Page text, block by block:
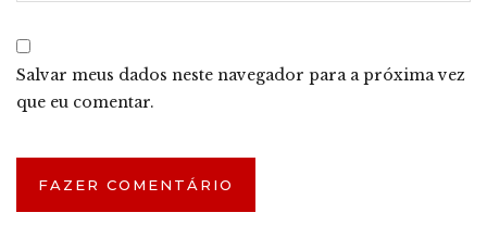
Salvar meus dados neste navegador para a próxima vez
que eu comentar.